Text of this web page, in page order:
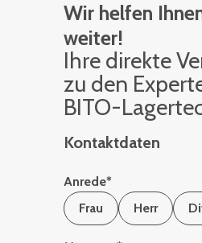
Wir helfen
weiter!
Ihre di­rek­te
zu den
BITO-
Kontaktdaten
Anrede*
Frau
Herr